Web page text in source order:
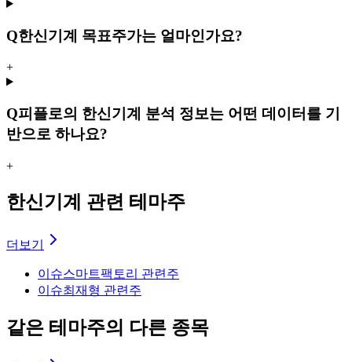
Q한신기계 목표주가는 얼마인가요?
+
Q피플로의 한신기계 분석 정보는 어떤 데이터를 기
반으로 하나요?
+
한신기계 관련 테마주
더보기
이슈스마트팩토리 관련주
이슈최재형 관련주
같은 테마주의 다른 종목